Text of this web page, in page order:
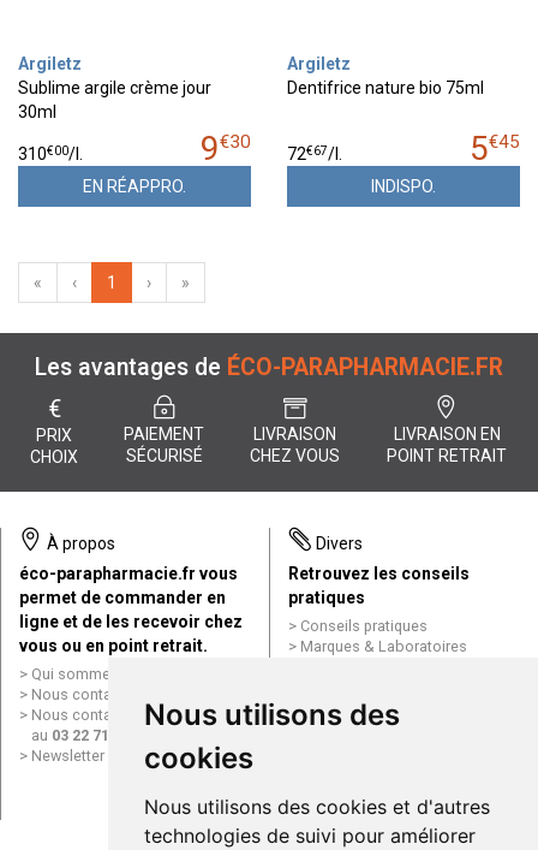
Nous utilisons des
cookies
Nous utilisons des cookies et d'autres
technologies de suivi pour améliorer
Argiletz
Sublime argile crème jour
30ml
9€30
310€00/l.
EN RÉAPPRO.
Argiletz
Dentifrice nature bio 75ml
5€45
72€67/l.
INDISPO.
« ‹ 1 › »
Les avantages de ÉCO-PARAPHARMACIE.FR
€
PRIX
CHOIX
PAIEMENT
SÉCURISÉ
LIVRAISON
CHEZ VOUS
LIVRAISON EN
POINT RETRAIT
À propos
éco-parapharmacie.fr vous
permet de commander en
ligne et de les recevoir chez
vous ou en point retrait.
Qui sommes nous ?
Nous contacter par e-mail
Nous contacter par téléphone
au 03 22 71 64 10
Newsletter
Divers
Retrouvez les conseils
pratiques
Conseils pratiques
Marques & Laboratoires
Mentions légales
Données personnelles
ligne